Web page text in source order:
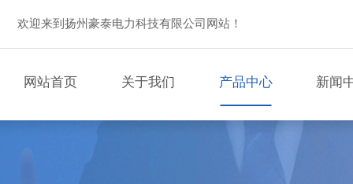
欢迎来到扬州豪泰电力科技有限公司网站！
网站首页 关于我们 产品中心 新闻